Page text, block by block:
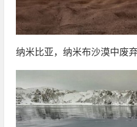
纳米比亚，纳米布沙漠中废